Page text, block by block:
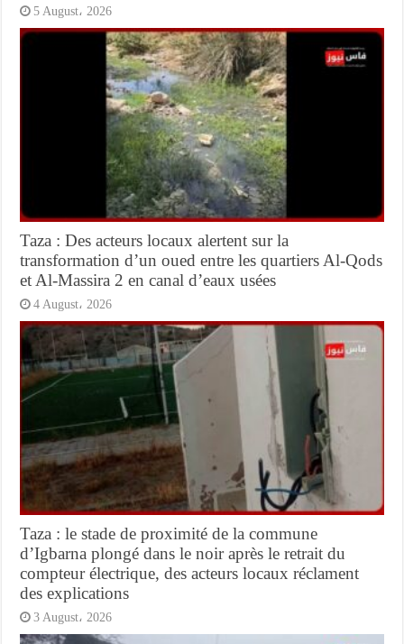
5 August، 2026
Taza : Des acteurs locaux alertent sur la
transformation d’un oued entre les quartiers Al-Qods
et Al-Massira 2 en canal d’eaux usées
4 August، 2026
Taza : le stade de proximité de la commune
d’Igbarna plongé dans le noir après le retrait du
compteur électrique, des acteurs locaux réclament
des explications
3 August، 2026